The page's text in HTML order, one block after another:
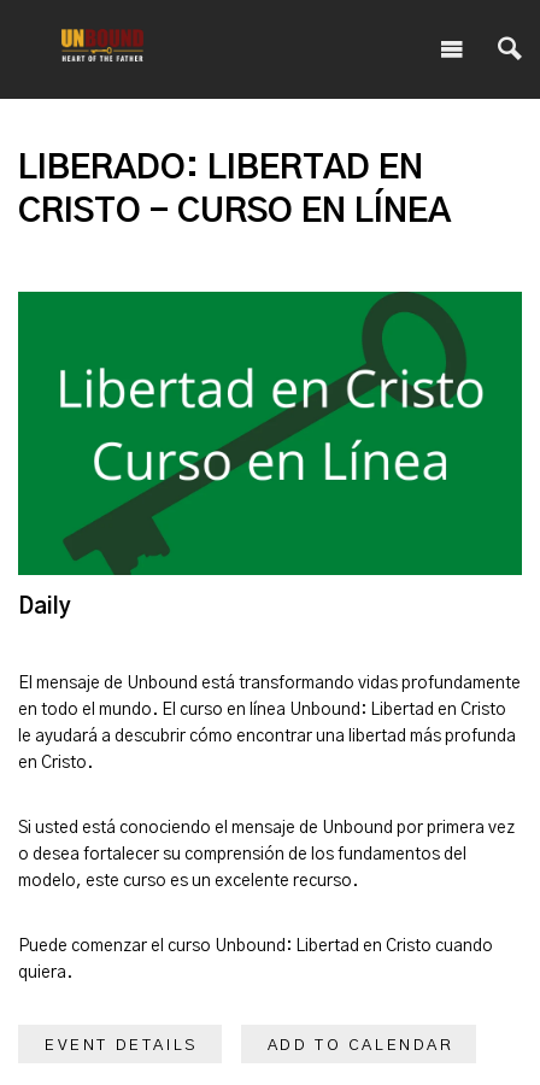
LIBERADO: LIBERTAD EN
CRISTO - CURSO EN LÍNEA
Daily
El mensaje de Unbound está transformando vidas profundamente
en todo el mundo. El curso en línea Unbound: Libertad en Cristo
le ayudará a descubrir cómo encontrar una libertad más profunda
en Cristo.
Si usted está conociendo el mensaje de Unbound por primera vez
o desea fortalecer su comprensión de los fundamentos del
modelo, este curso es un excelente recurso.
Puede comenzar el curso Unbound: Libertad en Cristo cuando
quiera.
EVENT DETAILS ADD TO CALENDAR